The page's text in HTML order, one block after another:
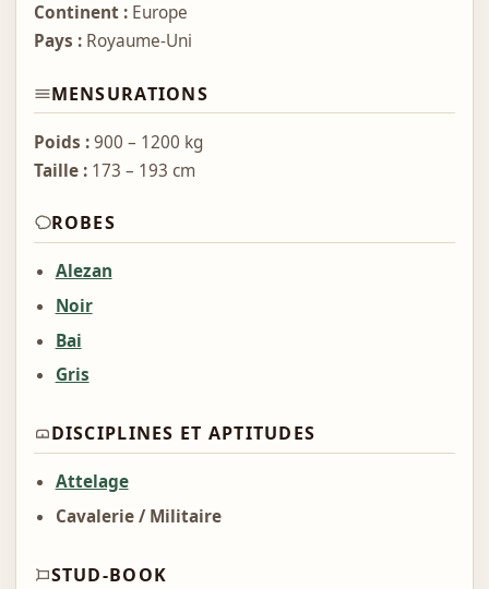
Continent :Europe
Pays :Royaume-Uni
MENSURATIONS
Poids :900 – 1200 kg
Taille :173 – 193 cm
ROBES
Alezan
Noir
Bai
Gris
DISCIPLINES ET APTITUDES
Attelage
Cavalerie / Militaire
STUD-BOOK